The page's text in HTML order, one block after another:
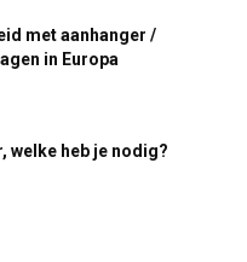
met aanhanger /
in Europa
welke heb je nodig?